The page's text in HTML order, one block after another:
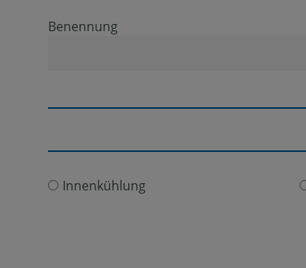
Benennung
Innenkühlung